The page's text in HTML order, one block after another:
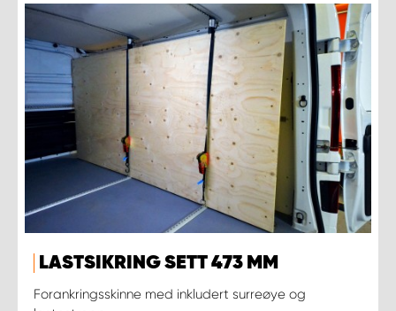
LASTSIKRING SETT 473 MM
Forankringsskinne med inkludert surreøye og